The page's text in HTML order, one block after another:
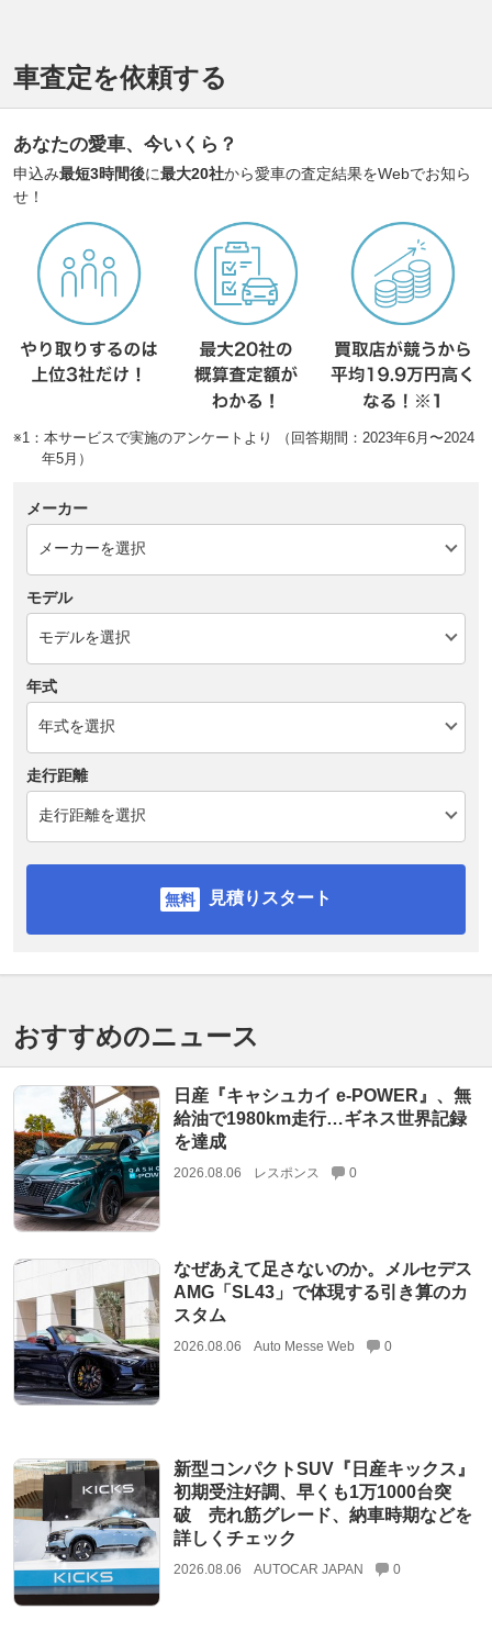
車査定を依頼する
あなたの愛車、今いくら？
申込み最短3時間後に最大20社から愛車の査定結果をWebでお知ら
せ！
※1：本サービスで実施のアンケートより （回答期間：2023年6月〜2024
年5月）
メーカー
モデル
年式
走行距離
見積りスタート
おすすめのニュース
日産『キャシュカイ e-POWER』、無
給油で1980km走行…ギネス世界記録
を達成
2026.08.06 レスポンス 0
なぜあえて足さないのか。メルセデス
AMG「SL43」で体現する引き算のカ
スタム
2026.08.06 Auto Messe Web 0
新型コンパクトSUV『日産キックス』
初期受注好調、早くも1万1000台突
破 売れ筋グレード、納車時期などを
詳しくチェック
2026.08.06 AUTOCAR JAPAN 0